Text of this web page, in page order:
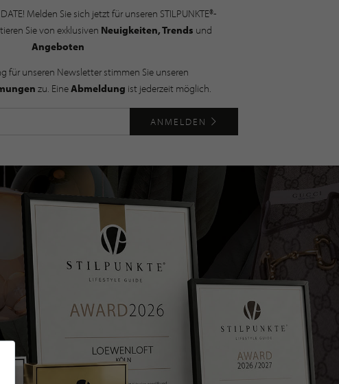
Melden Sie sich jetzt für unseren STILPUNKTE®-
Sie von exklusiven Neuigkeiten, Trends und
Angeboten
für unseren Newsletter stimmen Sie unseren
zu. EineAbmeldung ist jederzeit möglich.
ANMELDEN